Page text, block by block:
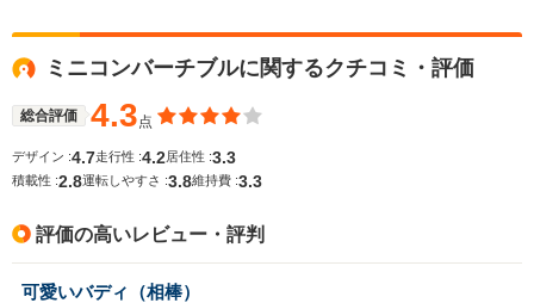
ミニコンバーチブルに関するクチコミ・評価
総合評価 4.3点
デザイン :4.7走行性 :4.2居住性 :3.3
積載性 :2.8運転しやすさ :3.8維持費 :3.3
評価の高いレビュー・評判
可愛いバディ（相棒）